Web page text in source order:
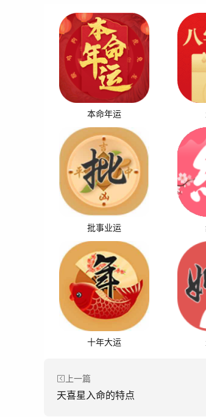
本命年运
批事业运
十年大运
上一篇
天喜星入命的特点